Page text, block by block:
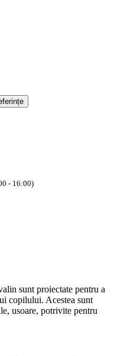
- 16:00)
sunt proiectate pentru a
copilului. Acestea sunt
usoare, potrivite pentru